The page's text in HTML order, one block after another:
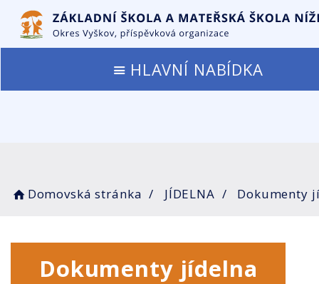
HLAVNÍ NABÍDKA
Domovská stránka JÍDELNA Dokumenty
Dokumenty jídelna